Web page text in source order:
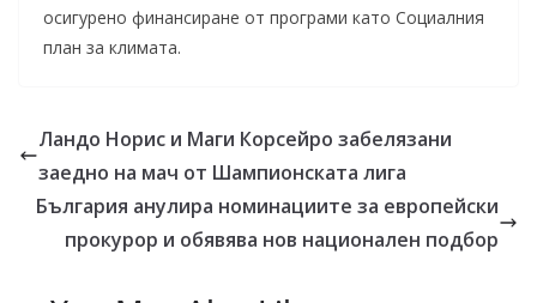
осигурено финансиране от програми като Социалния
план за климата.
Ландо Норис и Маги Корсейро забелязани
заедно на мач от Шампионската лига
България анулира номинациите за европейски
прокурор и обявява нов национален подбор